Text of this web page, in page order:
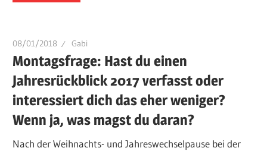
08/01/2018 Gabi
Montagsfrage: Hast du einen
Jahresrückblick 2017 verfasst oder
interessiert dich das eher weniger?
Wenn ja, was magst du daran?
Nach der Weihnachts- und Jahreswechselpause bei der